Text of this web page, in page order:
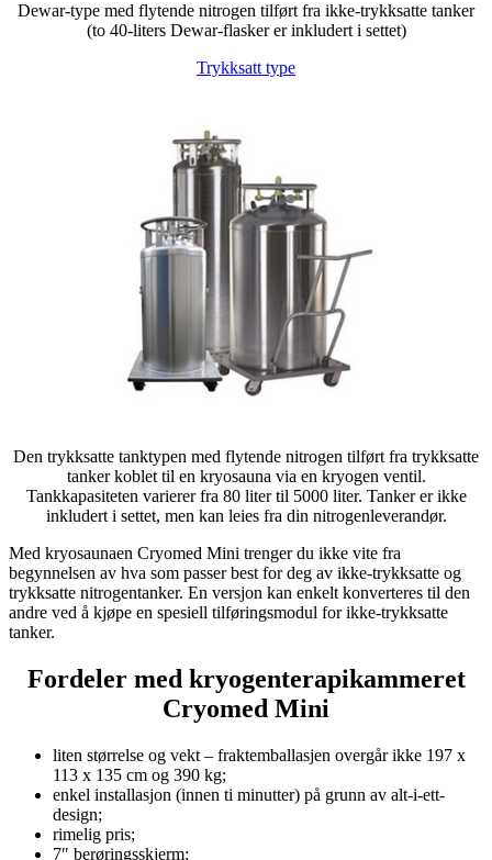
Dewar-type med flytende nitrogen tilført fra ikke-trykksatte tanker
(to 40-liters Dewar-flasker er inkludert i settet)
Trykksatt type
Den trykksatte tanktypen med flytende nitrogen tilført fra trykksatte
tanker koblet til en kryosauna via en kryogen ventil.
Tankkapasiteten varierer fra 80 liter til 5000 liter. Tanker er ikke
inkludert i settet, men kan leies fra din nitrogenleverandør.
Med kryosaunaen Cryomed Mini trenger du ikke vite fra
begynnelsen av hva som passer best for deg av ikke-trykksatte og
trykksatte nitrogentanker. En versjon kan enkelt konverteres til den
andre ved å kjøpe en spesiell tilføringsmodul for ikke-trykksatte
tanker.
Fordeler med kryogenterapikammeret
Cryomed Mini
liten størrelse og vekt – fraktemballasjen overgår ikke 197 x
113 x 135 cm og 390 kg;
enkel installasjon (innen ti minutter) på grunn av alt-i-ett-
design;
rimelig pris;
7″ berøringsskjerm;